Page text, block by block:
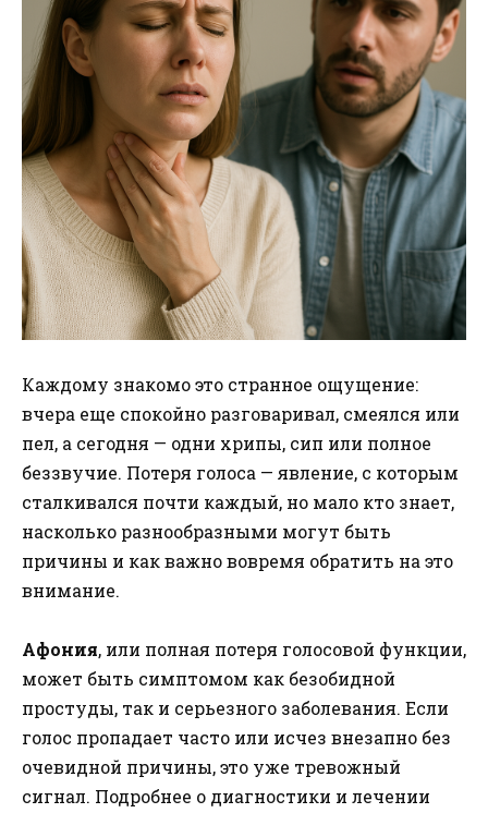
Каждому знакомо это странное ощущение:
вчера еще спокойно разговаривал, смеялся или
пел, а сегодня — одни хрипы, сип или полное
беззвучие. Потеря голоса — явление, с которым
сталкивался почти каждый, но мало кто знает,
насколько разнообразными могут быть
причины и как важно вовремя обратить на это
внимание.
Афония, или полная потеря голосовой функции,
может быть симптомом как безобидной
простуды, так и серьезного заболевания. Если
голос пропадает часто или исчез внезапно без
очевидной причины, это уже тревожный
сигнал. Подробнее о диагностики и лечении